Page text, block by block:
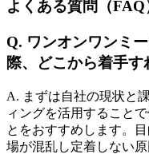
よくある質問（FAQ
Q. ワンオンワンミ
際、どこから着手す
A. まずは自社の現状と
ィングを活用すること
とをおすすめします。
場が混乱し定着しない原